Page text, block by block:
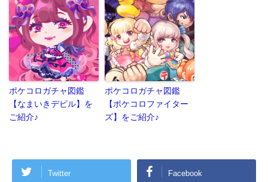
ポケコロガチャ図鑑
【なまいきデビル】を
ご紹介♪
ポケコロガチャ図鑑
【ポケコロファイター
ズ】をご紹介♪
Twitter Facebook